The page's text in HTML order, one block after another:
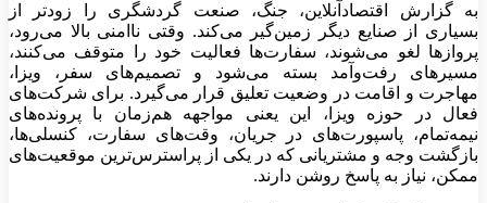
به گزارش اقتصادآنلاین، جنگ، صنعت گردشگری را زودتر از
بسیاری از صنایع دیگر زمین‌گیر می‌کند. وقتی ناامنی بالا می‌رود،
پروازها لغو می‌شوند، سفارت‌ها فعالیت خود را متوقف می‌کنند،
مسیرهای رفت‌وآمد بسته می‌شود و تصمیم‌های سفر، ویزا،
مهاجرت و اقامت در وضعیت تعلیق قرار می‌گیرد. برای شرکت‌های
فعال در حوزه ویزا، این یعنی مواجهه هم‌زمان با پرونده‌های
نیمه‌تمام، پاسپورت‌های در جریان، وقت‌های سفارت، کنسلی‌ها،
بازگشت وجه و مشتریانی که در یکی از پراسترس‌ترین موقعیت‌های
ممکن، نیاز به پاسخ روشن دارند.